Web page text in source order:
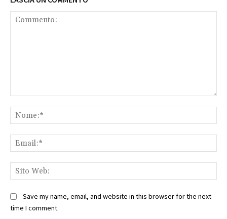
Save my name, email, and website in this browser for the next
time I comment.